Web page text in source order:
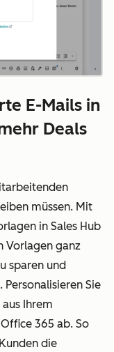
E-Mails in
Deals
müssen. Mit
in Sales Hub
Vorlagen ganz
sparen und
Sie
Ihrem
365 ab. So
die